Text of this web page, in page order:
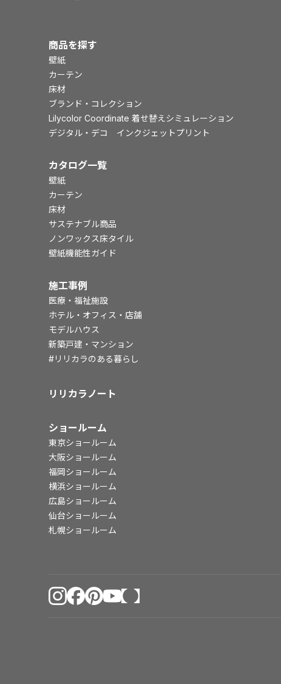
商品を探す
壁紙
カーテン
床材
ブランド・コレクション
Lilycolor Coordinate 着せ替えシミュレーション
デジタル・デコ インクジェットプリント
カタログ一覧
壁紙
カーテン
床材
サステナブル商品
ノンワックス床タイル
壁紙機能性ガイド
施工事例
医療・福祉施設
ホテル・オフィス・店舗
モデルハウス
新築戸建・マンション
#リリカラのある暮らし
リリカラノート
ショールーム
東京ショールーム
大阪ショールーム
福岡ショールーム
横浜ショールーム
広島ショールーム
仙台ショールーム
札幌ショールーム